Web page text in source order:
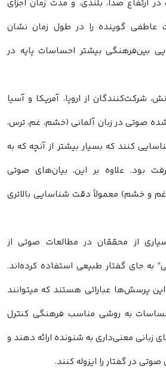
ارتفاع صدا، بلندی، و مدت زمان اجزای
عاطفی گوینده را در طول زمان نشان
بین‌فرهنگی بیشتر احساسات پایه در
شرکت‌کنندگان از اروپا، آمریکا و آسیا
صوتی در زبان آلمانی (خشم، غم، ترس،
با دقت 66% شناسایی کنند که بسیار بیشتر از آنچه که به
بود. علاوه بر این، بیان‌های صوتی
و خشم) معمولاً دقت شناسایی بالاتری
از محققان در مطالعات صوتی از
به جای گفتار طبیعی استفاده کرده‌اند.
پرسش‌ها عباراتی هستند که میتوانند
احساسات به روشی مناسب فرهنگی کنترل
زبانی معنی‌داری به شنونده ارائه دهند و
در گفتار را ایزوله کنند.